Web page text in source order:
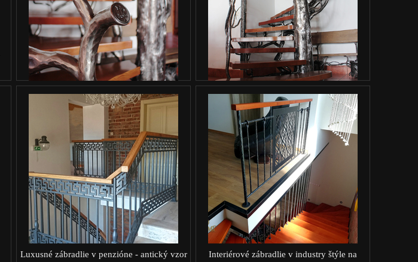
Luxusné zábradlie v penzióne - antický vzor
Interiérové zábradlie v industry štýle na